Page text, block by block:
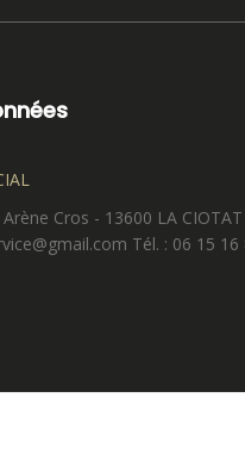
Cros - 13600 LA CIOTAT
Tél. : 06 15 16